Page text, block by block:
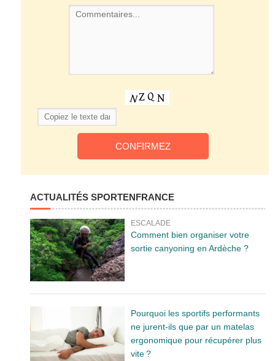
ACTUALITÉS SPORTENFRANCE
ESCALADE
Comment bien organiser votre
sortie canyoning en Ardèche ?
Pourquoi les sportifs performants
ne jurent-ils que par un matelas
ergonomique pour récupérer plus
vite ?